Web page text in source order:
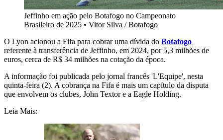
Jeffinho em ação pelo Botafogo no Campeonato
Brasileiro de 2025 • Vitor Silva / Botafogo
O Lyon acionou a Fifa para cobrar uma dívida do Botafogo
referente à transferência de Jeffinho, em 2024, por 5,3 milhões de
euros, cerca de R$ 34 milhões na cotação da época.
A informação foi publicada pelo jornal francês 'L'Equipe', nesta
quinta-feira (2). A cobrança na Fifa é mais um capítulo da disputa
que envolvem os clubes, John Textor e a Eagle Holding.
Leia Mais: